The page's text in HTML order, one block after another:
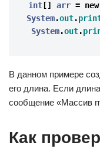
int [] arr = new
System.out.
System.out.
В данном примере
его длина. Если
сообщение «Массив
Как